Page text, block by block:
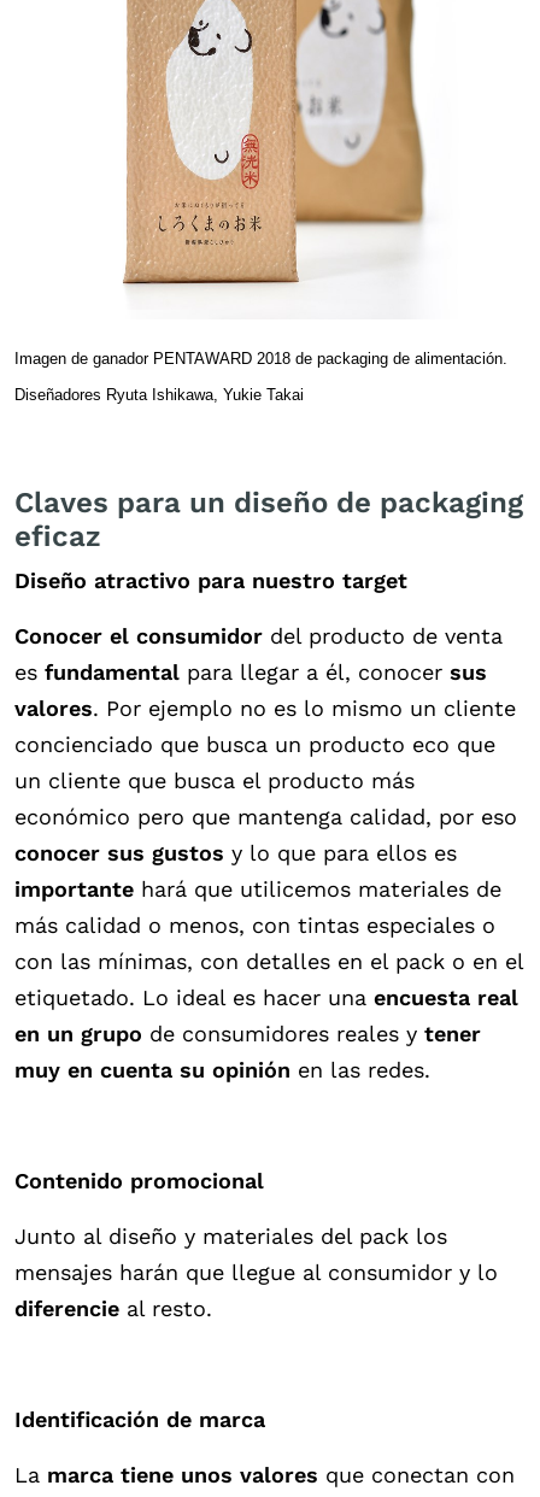
Imagen de ganador PENTAWARD 2018 de packaging de alimentación.
Diseñadores Ryuta Ishikawa, Yukie Takai
Claves para un diseño de packaging
eficaz
Diseño atractivo para nuestro target
Conocer el consumidor del producto de venta
es fundamental para llegar a él, conocer sus
valores. Por ejemplo no es lo mismo un cliente
concienciado que busca un producto eco que
un cliente que busca el producto más
económico pero que mantenga calidad, por eso
conocer sus gustos y lo que para ellos es
importante hará que utilicemos materiales de
más calidad o menos, con tintas especiales o
con las mínimas, con detalles en el pack o en el
etiquetado. Lo ideal es hacer una encuesta real
en un grupo de consumidores reales y tener
muy en cuenta su opinión en las redes.
Contenido promocional
Junto al diseño y materiales del pack los
mensajes harán que llegue al consumidor y lo
diferencie al resto.
Identificación de marca
La marca tiene unos valores que conectan con